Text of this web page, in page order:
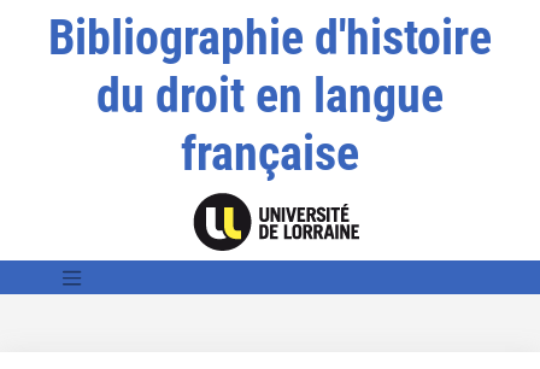
Bibliographie d'histoire
du droit en langue
française